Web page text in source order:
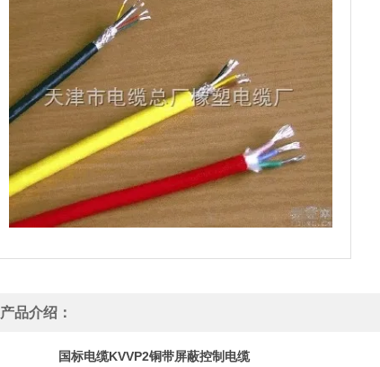
产品介绍：
国标电缆KVVP2铜带屏蔽控制电缆